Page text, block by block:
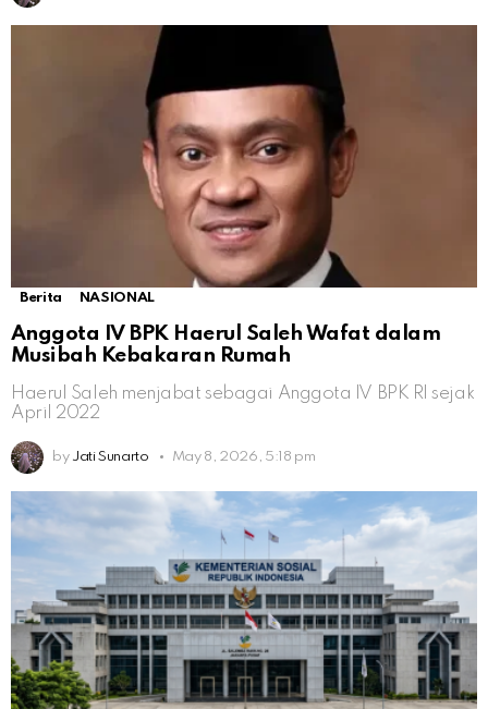
Berita NASIONAL
Anggota IV BPK Haerul Saleh Wafat dalam
Musibah Kebakaran Rumah
Haerul Saleh menjabat sebagai Anggota IV BPK RI sejak
April 2022
by Jati Sunarto May 8, 2026, 5:18 pm